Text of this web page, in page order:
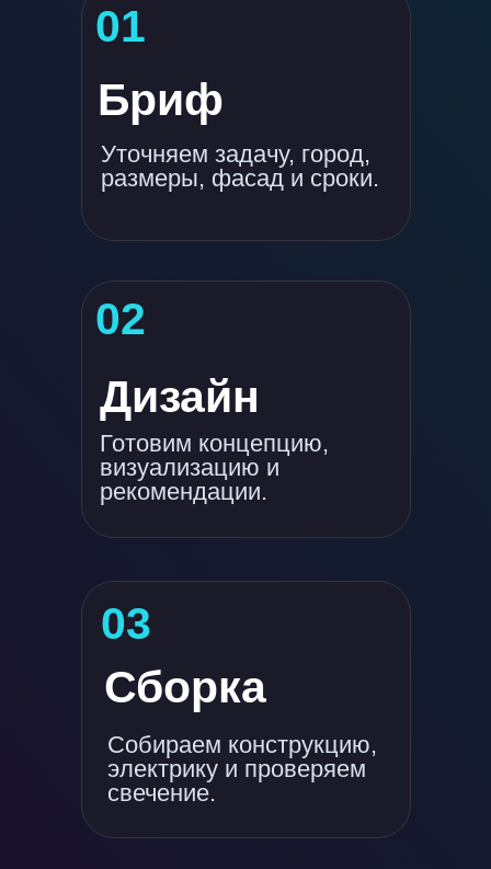
Бриф
01
02
03
Дизайн
Сборка
Уточняем задачу, город,
размеры, фасад и сроки.
Готовим концепцию,
визуализацию и
рекомендации.
Собираем конструкцию,
электрику и проверяем
свечение.